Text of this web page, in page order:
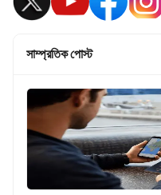
সাম্প্রতিক পোস্ট